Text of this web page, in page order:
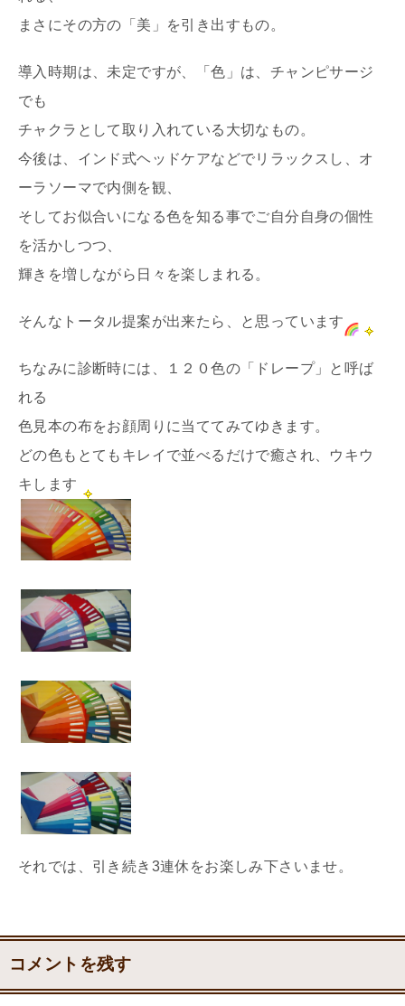
まさにその方の「美」を引き出すもの。
導入時期は、未定ですが、「色」は、チャンピサージ
でも
チャクラとして取り入れている大切なもの。
今後は、インド式ヘッドケアなどでリラックスし、オ
ーラソーマで内側を観、
そしてお似合いになる色を知る事でご自分自身の個性
を活かしつつ、
輝きを増しながら日々を楽しまれる。
そんなトータル提案が出来たら、と思っています
ちなみに診断時には、１２０色の「ドレープ」と呼ば
れる
色見本の布をお顔周りに当ててみてゆきます。
どの色もとてもキレイで並べるだけで癒され、ウキウ
キします
それでは、引き続き3連休をお楽しみ下さいませ。
コメントを残す